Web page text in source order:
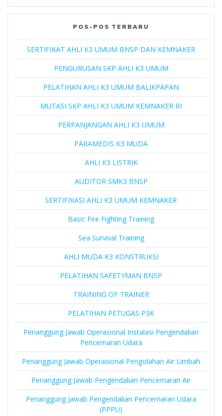
POS-POS TERBARU
SERTIFIKAT AHLI K3 UMUM BNSP DAN KEMNAKER
PENGURUSAN SKP AHLI K3 UMUM
PELATIHAN AHLI K3 UMUM BALIKPAPAN
MUTASI SKP AHLI K3 UMUM KEMNAKER RI
PERPANJANGAN AHLI K3 UMUM
PARAMEDIS K3 MUDA
AHLI K3 LISTRIK
AUDITOR SMK3 BNSP
SERTIFIKASI AHLI K3 UMUM KEMNAKER
Basic Fire Fighting Training
Sea Survival Training
AHLI MUDA K3 KONSTRUKSI
PELATIHAN SAFETYMAN BNSP
TRAINING OF TRAINER
PELATIHAN PETUGAS P3K
Penanggung Jawab Operasional Instalasi Pengendalian
Pencemaran Udara
Penanggung Jawab Operasional Pengolahan Air Limbah
Penanggung Jawab Pengendalian Pencemaran Air
Penanggung Jawab Pengendalian Pencemaran Udara
(PPPU)